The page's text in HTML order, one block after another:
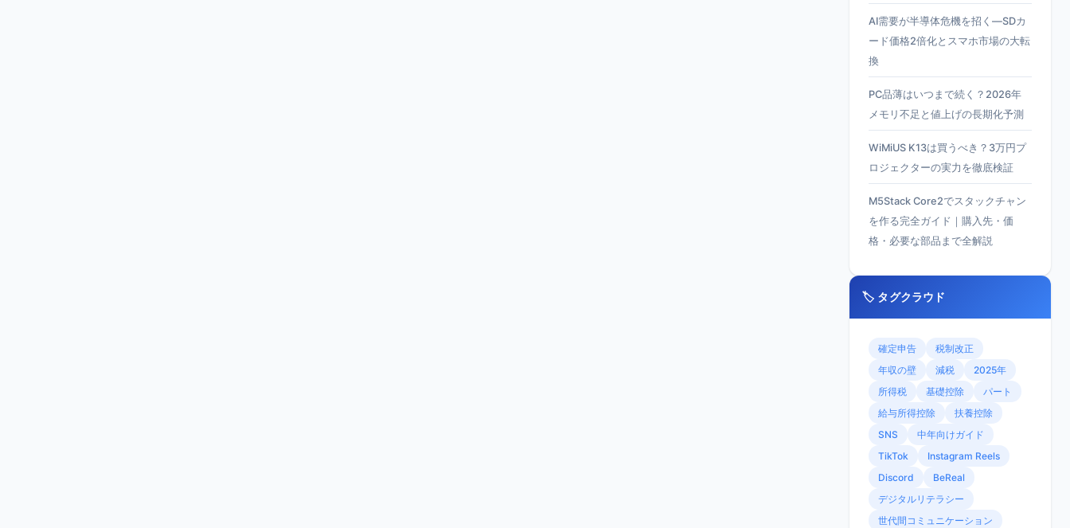
AI需要が半導体危機を招く—SDカ
ード価格2倍化とスマホ市場の大転
換
PC品薄はいつまで続く？2026年
メモリ不足と値上げの長期化予測
WiMiUS K13は買うべき？3万円プ
ロジェクターの実力を徹底検証
M5Stack Core2でスタックチャン
を作る完全ガイド｜購入先・価
格・必要な部品まで全解説
🏷️ タグクラウド
確定申告
税制改正
年収の壁
減税
2025年
所得税
基礎控除
パート
給与所得控除
扶養控除
SNS
中年向けガイド
TikTok
Instagram Reels
Discord
BeReal
デジタルリテラシー
世代間コミュニケーション